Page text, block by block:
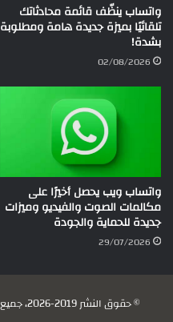
واتساب ينظّف قائمة محادثاتك
تلقائيًا بميزة جديدة هامة ومطلوبة
بشدة!
02/08/2026
واتساب ويب يحصل أخيرًا على
مكالمات الصوت والفيديو وميزات
جديدة للحماية والجودة
29/07/2026
© حقوق النشر 2019-2026، جميع الحقوق محفوظة |